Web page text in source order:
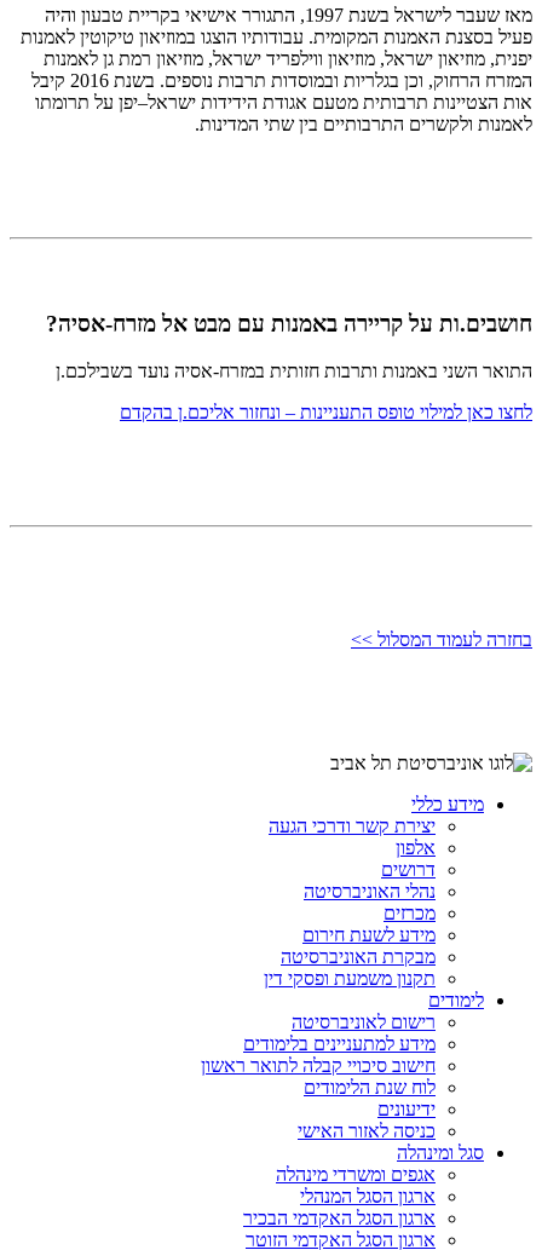
מאז שעבר לישראל בשנת 1997, התגורר אישיאי בקריית טבעון והיה
פעיל בסצנת האמנות המקומית. עבודותיו הוצגו במוזיאון טיקוטין לאמנות
יפנית, מוזיאון ישראל, מוזיאון ווילפריד ישראל, מוזיאון רמת גן לאמנות
המזרח הרחוק, וכן בגלריות ובמוסדות תרבות נוספים. בשנת 2016 קיבל
אות הצטיינות תרבותית מטעם אגודת הידידות ישראל–יפן על תרומתו
לאמנות ולקשרים התרבותיים בין שתי המדינות.
חושבים.ות על קריירה באמנות עם מבט אל מזרח-אסיה?
התואר השני באמנות ותרבות חזותית במזרח-אסיה נועד בשבילכם.ן
לחצו כאן למילוי טופס התעניינות – ונחזור אליכם.ן בהקדם
בחזרה לעמוד המסלול >>
מידע כללי
יצירת קשר ודרכי הגעה
אלפון
דרושים
נהלי האוניברסיטה
מכרזים
מידע לשעת חירום
מבקרת האוניברסיטה
תקנון משמעת ופסקי דין
לימודים
רישום לאוניברסיטה
מידע למתעניינים בלימודים
חישוב סיכויי קבלה לתואר ראשון
לוח שנת הלימודים
ידיעונים
כניסה לאזור האישי
סגל ומינהלה
אגפים ומשרדי מינהלה
ארגון הסגל המנהלי
ארגון הסגל האקדמי הבכיר
ארגון הסגל האקדמי הזוטר